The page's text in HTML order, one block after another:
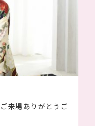
来場ありがとうご